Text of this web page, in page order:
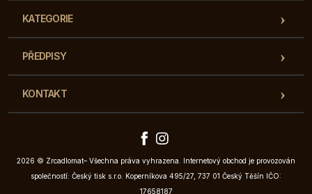
KATEGORIE
PŘEDPISY
KONTAKT
2026 © Zrcadlomat– Všechna práva vyhrazena. Internetový obchod je provozován
společností: Český tisk s.r.o. Koperníkova 495/27, 737 01 Český Těšín IČO:
17658187